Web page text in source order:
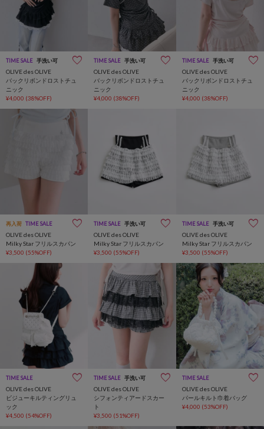
TIME SALE 手洗い可
OLIVE des OLIVE
バックリボンドロストチュ
ニック
¥4,000 (38%OFF)
TIME SALE 手洗い可
OLIVE des OLIVE
バックリボンドロストチュ
ニック
¥4,000 (38%OFF)
TIME SALE 手洗い可
OLIVE des OLIVE
バックリボンドロストチュ
ニック
¥4,000 (38%OFF)
再入荷 TIME SALE
OLIVE des OLIVE
Milky Star フリルスカパン
¥3,500 (55%OFF)
TIME SALE 手洗い可
OLIVE des OLIVE
Milky Star フリルスカパン
¥3,500 (55%OFF)
TIME SALE 手洗い可
OLIVE des OLIVE
Milky Star フリルスカパン
¥3,500 (55%OFF)
TIME SALE
OLIVE des OLIVE
ビジューキルティングリュ
ック
¥4,500 (54%OFF)
TIME SALE 手洗い可
OLIVE des OLIVE
シフォンティアードスカー
ト
¥3,500 (51%OFF)
TIME SALE
OLIVE des OLIVE
パールキルト巾着バッグ
¥4,000 (53%OFF)